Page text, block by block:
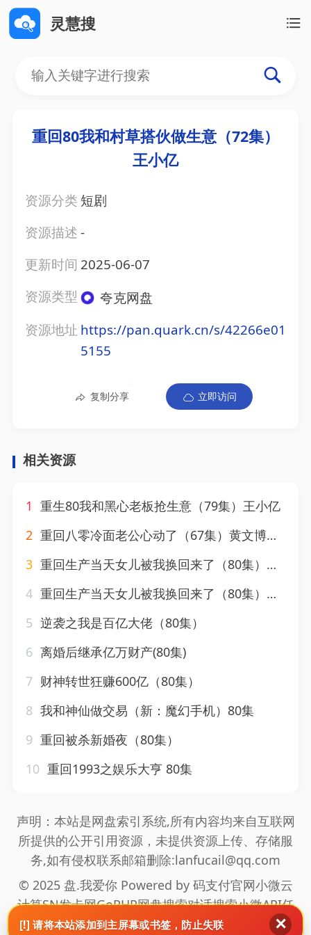
灵慧搜
重回80我和村草搭伙做生意（72集）
王小亿
资源分类 短剧
资源描述-
更新时间 2025-06-07
资源类型
夸克网盘
资源地址 https://pan.quark.cn/s/42266e01
5155
复制分享 立即访问
相关资源
1 重生80我和黑心老板抢生意（79集）王小亿
2 重回八零冷面老公心动了（67集）黄文博&王小亿
3 重回生产当天女儿被我换回来了（80集）李秀&苏亮
4 重回生产当天女儿被我换回来了（80集）李秀&苏亮
5 逆袭之我是百亿大佬（80集）
6 离婚后继承亿万财产(80集)
7 财神转世狂赚600亿（80集）
8 我和神仙做交易（新：魔幻手机）80集
9 重回被杀新婚夜（80集）
10 重回1993之娱乐大亨 80集
声明：本站是网盘索引系统,所有内容均来自互联网
所提供的公开引用资源，未提供资源上传、存储服
务,如有侵权联系邮箱删除:lanfucail@qq.com
© 2025 盘.我爱你 Powered by 码支付官网小微云
计算SN发卡网GoPHP网盘搜索对话搜索小微API任
推邦拉新海通盟拉新真爱旅舍 网站地图
[!] 请将本站添加到主屏幕或书签，防止失联 ✕